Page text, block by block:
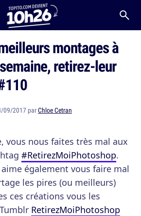
montages à
retirez-leur
09/2017 parChloe Cetran
vous nous faites très mal aux
#RetirezMoiPhotoshop.
également vous faire mal
les pires (ou meilleurs)
ces créations vous les
RetirezMoiPhotoshop